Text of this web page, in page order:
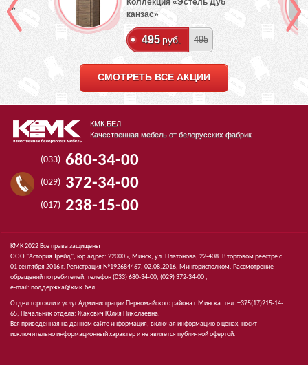
канзас»
495 руб. 495
СМОТРЕТЬ ВСЕ АКЦИИ
КМК.БЕЛ
Качественная мебель от белорусских фабрик
(033) 680-34-00
(029) 372-34-00
(017) 238-15-00
КМК 2022 Все права защищены
ООО "Астория Трейд", юр.адрес: 220005, Минск, ул. Платонова, 22-408. В торговом реестре с
01 сентября 2016 г. Регистрация №192684467, 02.08.2016, Мингорисполком. Рассмотрение
обращений потребителей, телефон(033)680-34-00, (029)372-34-00 ,
e-mail: поддержка@кмк.бел.
Отдел торговли и услуг Администрации Первомайского района г.Минска: тел. +375(17)215-14-
65, Начальник отдела: Жакович Юлия Николаевна.
Вся приведенная на данном сайте информация, включая информацию о ценах, носит
исключительно информационный характер и не является публичной офертой.